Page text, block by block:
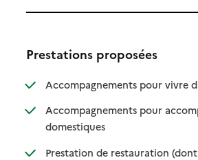
Prestations proposées
Accompagnements pour vivre
Accompagnements pour
domestiques: disponible
: non disponible
Prestation de restauration